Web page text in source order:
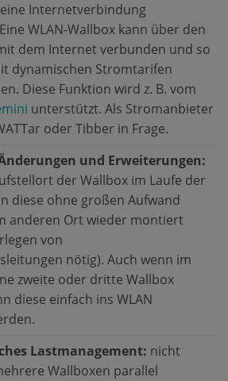
Internetverbindung
WLAN-Wallbox kann über den
dem Internet verbunden und so
dynamischen Stromtarifen
Diese Funktion wird z. B. vom
unterstützt. Als Stromanbieter
oder Tibber in Frage.
und Erweiterungen:
der Wallbox im Laufe der
diese ohne großen Aufwand
anderen Ort wieder montiert
von
nötig). Auch wenn im
zweite oder dritte Wallbox
diese einfach ins WLAN
Lastmanagement: nicht
Wallboxen parallel